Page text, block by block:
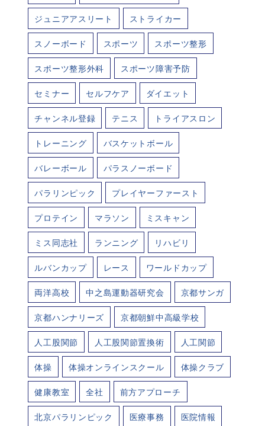
ジュニアアスリート ストライカー
スノーボード スポーツ スポーツ整形
スポーツ整形外科 スポーツ障害予防
セミナー セルフケア ダイエット
チャンネル登録 テニス トライアスロン
トレーニング バスケットボール
バレーボール パラスノーボード
パラリンピック プレイヤーファースト
プロテイン マラソン ミスキャン
ミス同志社 ランニング リハビリ
ルバンカップ レース ワールドカップ
両洋高校 中之島運動器研究会 京都サンガ
京都ハンナリーズ 京都朝鮮中高級学校
人工股関節 人工股関節置換術 人工関節
体操 体操オンラインスクール 体操クラブ
健康教室 全社 前方アプローチ
北京パラリンピック 医療事務 医院情報